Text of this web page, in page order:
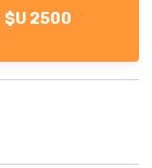
$U 2500